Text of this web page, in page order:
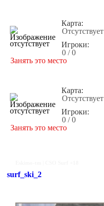
Карта:
Отсутствует
Игроки:
0 / 0
Занять это место
Карта:
Отсутствует
Игроки:
0 / 0
Занять это место
surf_ski_2